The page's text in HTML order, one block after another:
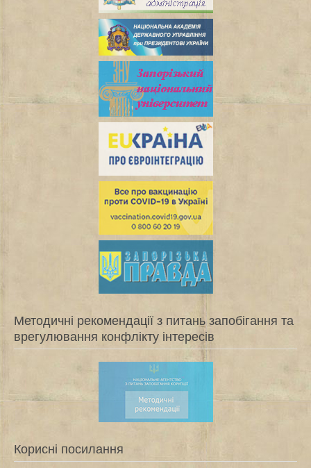
Методичні рекомендації з питань запобігання та
врегулювання конфлікту інтересів
Корисні посилання